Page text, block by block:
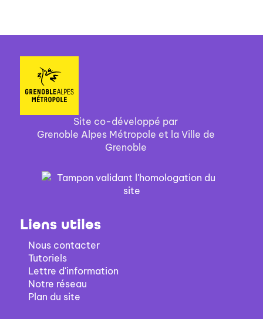
Site co-développé par
Grenoble Alpes Métropole et la Ville de
Grenoble
Liens utiles
Nous contacter
Tutoriels
Lettre d'information
Notre réseau
Plan du site